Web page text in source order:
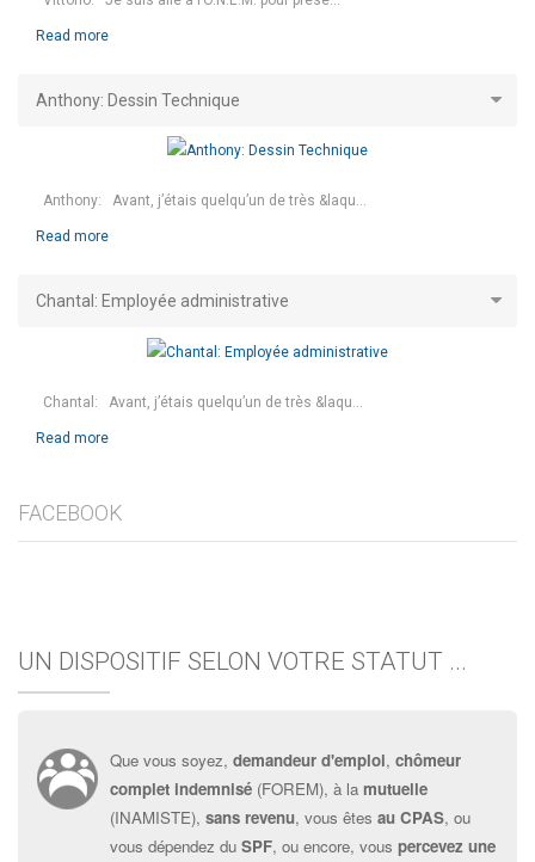
Read more
Anthony: Dessin Technique
Anthony: Avant, j’étais quelqu’un de très &laqu...
Read more
Chantal: Employée administrative
Chantal: Avant, j’étais quelqu’un de très &laqu...
Read more
FACEBOOK
UN DISPOSITIF SELON VOTRE STATUT ...
Que vous soyez, demandeur d'emploi, chômeur
complet indemnisé (FOREM), à la mutuelle
(INAMISTE), sans revenu, vous êtes au CPAS, ou
vous dépendez du SPF, ou encore, vous percevez une